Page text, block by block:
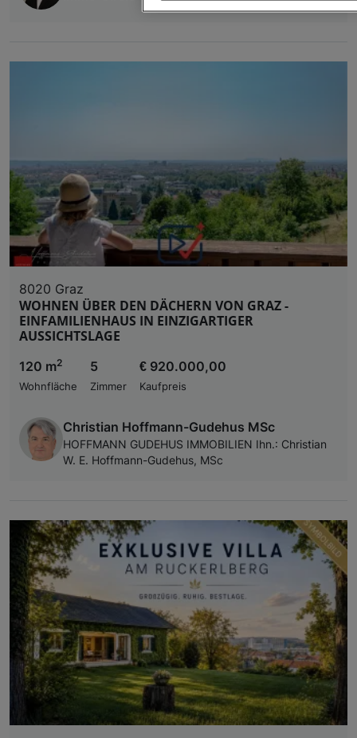
8020 Graz
WOHNEN ÜBER DEN DÄCHERN VON GRAZ -
EINFAMILIENHAUS IN EINZIGARTIGER
AUSSICHTSLAGE
120 m2
Wohnfläche
5
Zimmer
€ 920.000,00
Kaufpreis
Christian Hoffmann-Gudehus MSc
HOFFMANN GUDEHUS IMMOBILIEN Ihn.: Christian
W. E. Hoffmann-Gudehus, MSc